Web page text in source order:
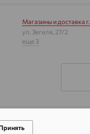
Магазины и доставка
ул. Зегеля, 27/2
еще 3